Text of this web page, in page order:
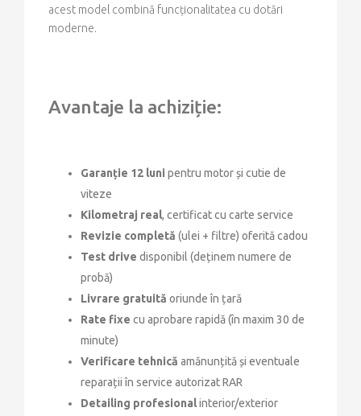
acest model combină funcționalitatea cu dotări
moderne.
Avantaje la achiziție:
Garanție 12 luni pentru motor și cutie de
viteze
Kilometraj real, certificat cu carte service
Revizie completă (ulei + filtre) oferită cadou
Test drive disponibil (deținem numere de
probă)
Livrare gratuită oriunde în țară
Rate fixe cu aprobare rapidă (în maxim 30 de
minute)
Verificare tehnică amănunțită și eventuale
reparații în service autorizat RAR
Detailing profesionalinterior/exterior